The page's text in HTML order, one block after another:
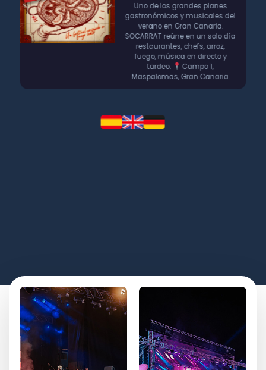
Uno de los grandes planes
gastronómicos y musicales del
verano en Gran Canaria.
SOCARRAT reúne en un solo día
restaurantes, chefs, arroz,
fuego, música en directo y
tardeo.
Campo 1,
Maspalomas, Gran Canaria.